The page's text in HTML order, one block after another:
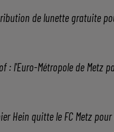
de lunette gratuite
: l'Euro-Métropole de Metz
Hein quitte le FC Metz pour